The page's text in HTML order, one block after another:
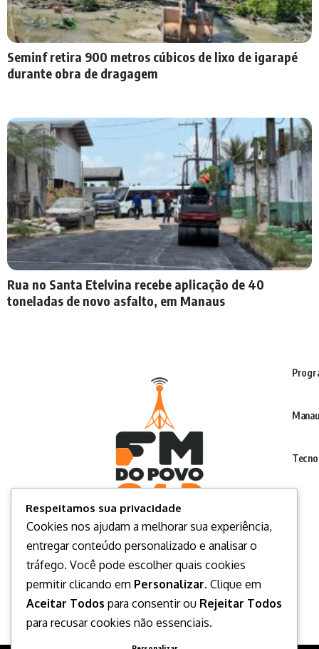
Seminf retira 900 metros cúbicos de lixo de igarapé
durante obra de dragagem
Rua no Santa Etelvina recebe aplicação de 40
toneladas de novo asfalto, em Manaus
Respeitamos sua privacidade
Cookies nos ajudam a melhorar sua experiência,
entregar conteúdo personalizado e analisar o
tráfego. Você pode escolher quais cookies
permitir clicando em Personalizar. Clique em
Aceitar Todos para consentir ou Rejeitar Todos
para recusar cookies não essenciais.